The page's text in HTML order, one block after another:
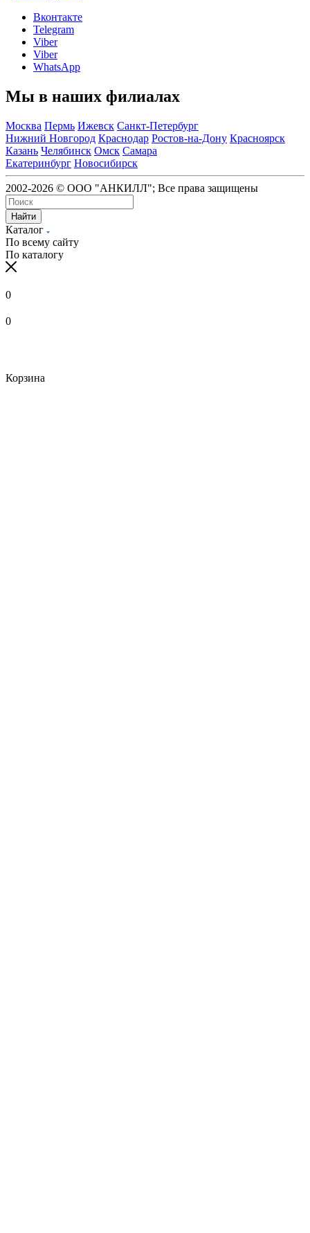
Вконтакте
Telegram
Viber
Viber
WhatsApp
Мы в наших филиалах
Москва Пермь Ижевск Санкт-Петербург
Нижний Новгород Краснодар Ростов-на-Дону Красноярск
Казань Челябинск Омск Самара
Екатеринбург Новосибирск
2002-2026 © ООО "АНКИЛЛ"; Все права защищены
Найти
Каталог
По всему сайту
По каталогу
0
0
Корзина